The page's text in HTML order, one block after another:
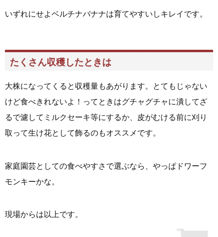
いずれにせよベルチナバナナは育てやすいしキレイです。
たくさん収穫したときは
大株になってくると収穫量もあがります。とてもじゃない
けど食べきれないよ！ってときはグチャグチャに潰してざ
るで濾してミルクセーキ等にするか、皮がむける前に刈り
取って生け花として飾るのもオススメです。
家庭園芸としての食べやすさで選ぶなら、やっぱドワーフ
モンキーかな。
現場からは以上です。